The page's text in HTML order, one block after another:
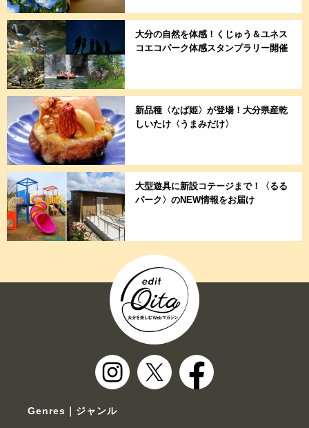
大分の自然を体感！くじゅう＆ユネス
コエコパーク体感スタンプラリー開催
新品種〈なば姫〉が登場！大分県産乾
しいたけ〈うまみだけ〉
大型遊具に新設コテージまで！〈るる
パーク〉のNEW情報をお届け
Genres｜ジャンル